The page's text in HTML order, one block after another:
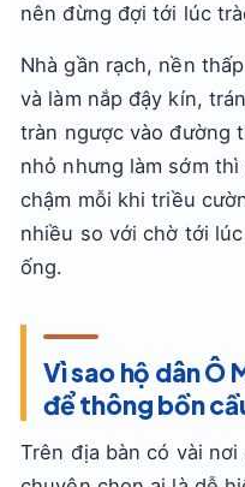
nên đừng đợi tới lúc
Nhà gần rạch, nền
và làm nắp đậy kín,
tràn ngược vào đường
nhỏ nhưng làm sớm
chậm mỗi khi triều
nhiều so với chờ tới
ống.
Vì sao hộ dân Ô
để thông bồn
Trên địa bàn có vài